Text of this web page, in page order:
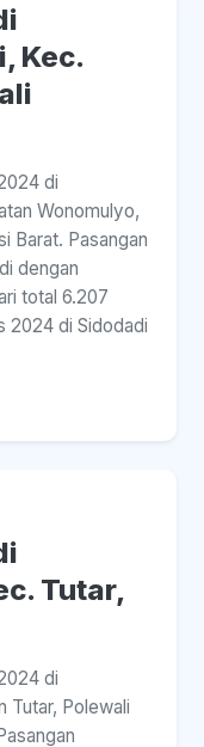
Kec.
di
Wonomulyo,
Barat. Pasangan
dengan
total 6.207
2024 di Sidodadi
Tutar,
di
Tutar, Polewali